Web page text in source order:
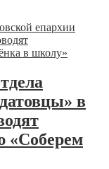
в
«Соберем